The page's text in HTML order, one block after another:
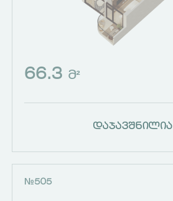
66.3 Მ²
დაჯავშნილია
№505